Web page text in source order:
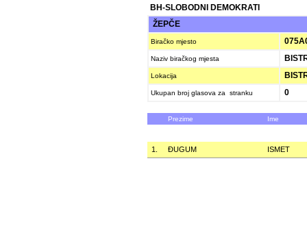
BH-SLOBODNI DEMOKRATI
ŽEPČE
Biračko mjesto
Naziv biračkog mjesta
Lokacija
Ukupan broj glasova za stranku 0
Prezime Ime
1. ÐUGUM ISMET